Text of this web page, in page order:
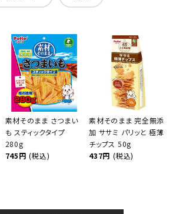
素材そのまま さつまい
も スティックタイプ
280g
745円 (税込)
素材そのまま 完全無添
加 ササミ パリッと 極薄
チップス 50g
437円 (税込)